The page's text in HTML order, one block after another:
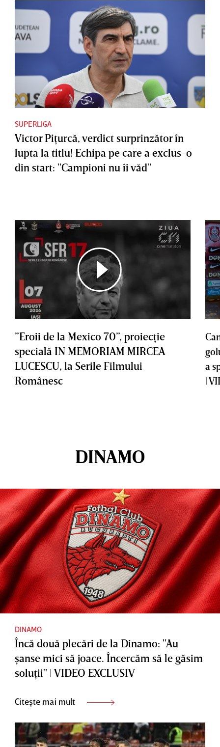
SUPERLIGA
Victor Piţurcă, verdict surprinzător în
lupta la titlu! Echipa pe care a exclus-o
din start: "Campioni nu îi văd"
”Eroii de la Mexico 70”, proiecţie
specială IN MEMORIAM MIRCEA
LUCESCU, la Serile Filmului
Românesc
a
|
DINAMO
DINAMO
Încă două plecări de la Dinamo: "Au
şanse mici să joace. Încercăm să le găsim
soluţii" | VIDEO EXCLUSIV
Citește mai mult